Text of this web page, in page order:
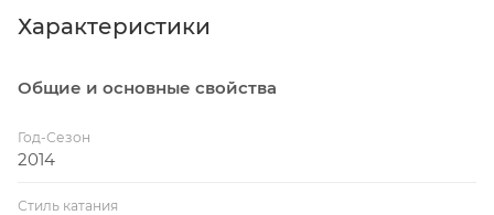
Характеристики
Общие и основные свойства
Год-Сезон
2014
Стиль катания